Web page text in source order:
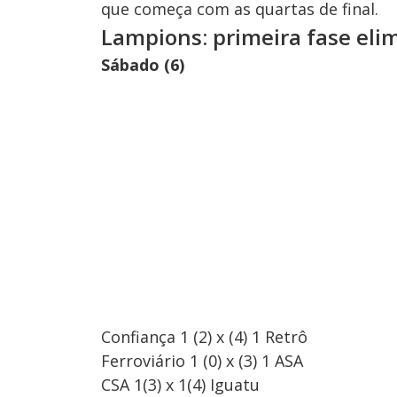
que começa com as quartas de final.
Lampions: primeira fase
Sábado (6)
Confiança 1 (2) x (4) 1 Retrô
Ferroviário 1 (0) x (3) 1 ASA
CSA 1(3) x 1(4) Iguatu